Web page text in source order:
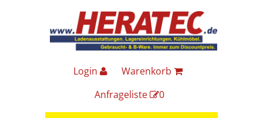
Login
Warenkorb
Anfrageliste
0